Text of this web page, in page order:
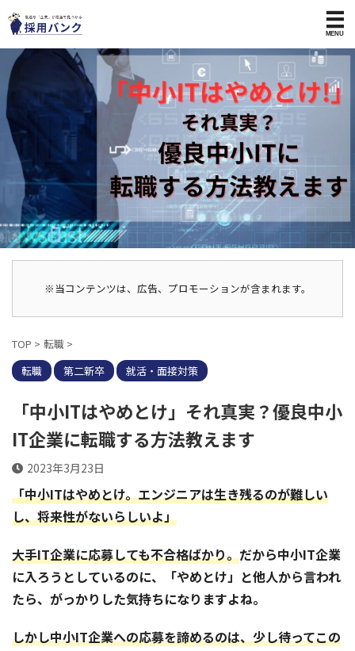
※当コンテンツは、広告、プロモーションが含まれます。
TOP > 転職 >
転職
第二新卒 就活・面接対策
「中小ITはやめとけ」それ真実？優良中小
IT企業に転職する方法教えます
2023年3月23日
「中小ITはやめとけ。エンジニアは生き残るのが難しい
し、将来性がないらしいよ」
大手IT企業に応募しても不合格ばかり。だから中小IT企業
に入ろうとしているのに、「やめとけ」と他人から言われ
たら、がっかりした気持ちになりますよね。
しかし中小IT企業への応募を諦めるのは、少し待ってこの